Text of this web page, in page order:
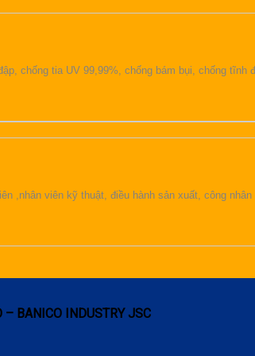
chống tia UV 99,99%, chống bám bụi, chống tĩnh
,nhân viên kỹ thuật, điều hành sản xuất, công nhân
– BANICO INDUSTRY JSC